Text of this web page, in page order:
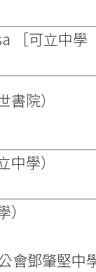
［可立中學
院）
學）
會鄧肇堅中